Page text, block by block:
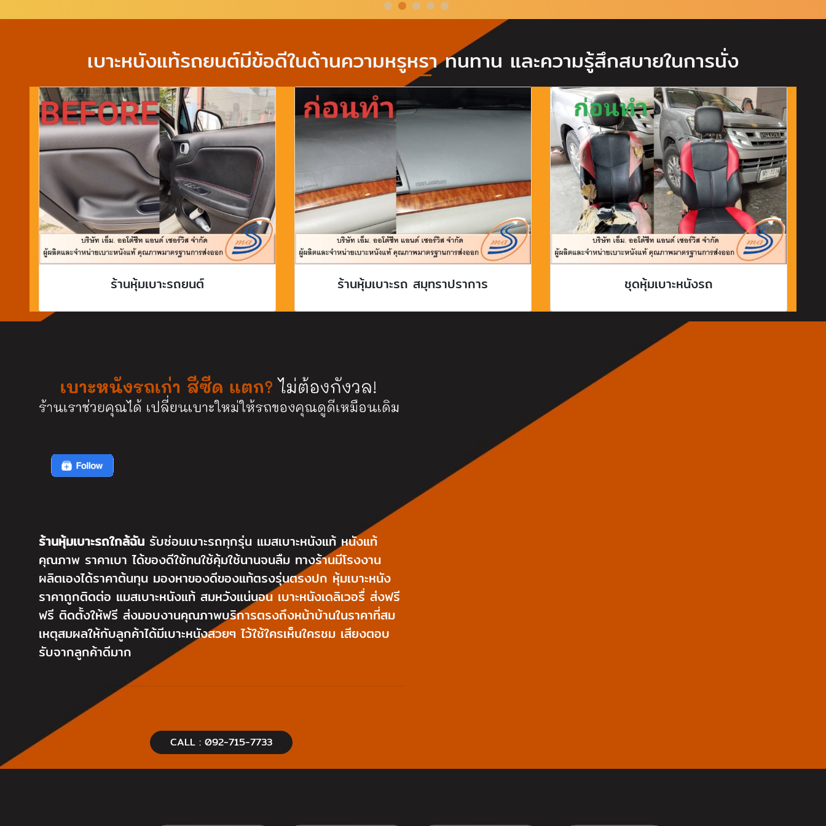
เบาะหนังแท้รถยนต์มีข้อดีในด้านความหรูหรา ทนทาน และความรู้สึกสบายในการนั่ง
ร้านหุ้มเบาะรถยนต์ ร้านหุ้มเบาะรถ สมุทราปราการ ชุดหุ้มเบาะหนังรถ
ร้านหุ้มเบาะรถใกล้ฉัน รับซ่อมเบาะรถทุกรุ่น แมสเบาะหนังแท้ หนังแท้
คุณภาพ ราคาเบา ได้ของดีใช้ทนใช้คุ้มใช้นานจนลืม ทางร้านมีโรงงาน
ผลิตเองได้ราคาต้นทุน มองหาของดีของแท้ตรงรุ่นตรงปก หุ้มเบาะหนัง
ราคาถูกติดต่อ แมสเบาะหนังแท้ สมหวังแน่นอน เบาะหนังเดลิเวอรื่ ส่งฟรี
ฟรี ติดตั้งให้ฟรี ส่งมอบงานคุณภาพบริการตรงถึงหน้าบ้านในราคาที่สม
เหตุสมผลให้กับลูกค้าได้มีเบาะหนังสวยๆ ไว้ใช้ใครเห็นใครชม เสียงตอบ
รับจากลูกค้าดีมาก
CALL : 092-715-7733